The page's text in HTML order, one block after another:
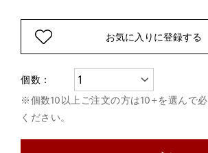
お気に入りに登録する